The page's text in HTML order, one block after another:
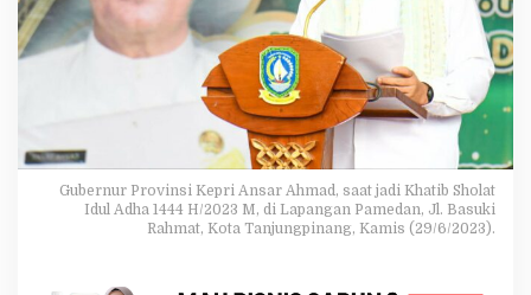
m
a
b
d
a
h
Gubernur Provinsi Kepri Ansar Ahmad, saat jadi Khatib Sholat
Idul Adha 1444 H/2023 M, di Lapangan Pamedan, Jl. Basuki
Rahmat, Kota Tanjungpinang, Kamis (29/6/2023).